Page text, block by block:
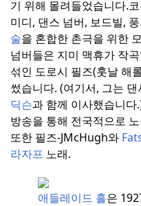
기 위해 몰려들었습니다.
미디, 댄스 넘버, 보드빌,
술을 혼합한 촌극을 위한
넘버들은 지미 맥휴가 작
섞인 도로시 필즈(훗날 해
썼습니다. (여기서, 그는
딕슨과 함께 이사했습니다
방송을 통해 전국적으로
또한 필즈-JMcHugh와
라자프 노래.
애들레이드 홀은